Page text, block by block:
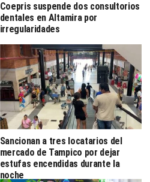
Coepris suspende dos consultorios
dentales en Altamira por
irregularidades
Sancionan a tres locatarios del
mercado de Tampico por dejar
estufas encendidas durante la
noche